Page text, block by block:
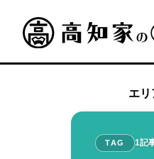
エリ
TAG 1記